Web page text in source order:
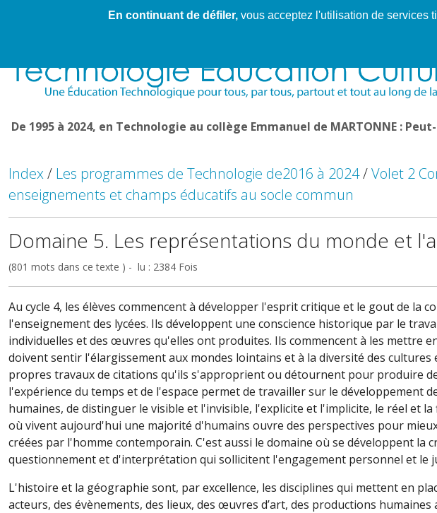
Cahier de textes patrickRICHARD Cahier de texte Websphère Les
De 1995 à 2024, en Technologie au collège Emmanuel de MARTONNE :
Index/ Les programmes de Technologie de2016 à 2024/Volet 2
enseignements et champs éducatifs au socle commun
Domaine 5. Les représentations du monde et
(801 mots dans ce texte ) - lu : 2384 Fois
Au cycle 4, les élèves commencent à développer l'esprit critique et le gout de la
l'enseignement des lycées. Ils développent une conscience historique par le
individuelles et des œuvres qu'elles ont produites. Ils commencent à les mettre
doivent sentir l'élargissement aux mondes lointains et à la diversité des
propres travaux de citations qu'ils s'approprient ou détournent pour produire
l'expérience du temps et de l'espace permet de travailler sur le développement
humaines, de distinguer le visible et l'invisible, l'explicite et l'implicite, le réel et
où vivent aujourd'hui une majorité d'humains ouvre des perspectives pour
créées par l'homme contemporain. C'est aussi le domaine où se développent la
questionnement et d'interprétation qui sollicitent l'engagement personnel et le
L'histoire et la géographie sont, par excellence, les disciplines qui mettent en
acteurs, des évènements, des lieux, des œuvres d’art, des productions humaines
En continuant de défiler,vous acceptez l'utilisation de services